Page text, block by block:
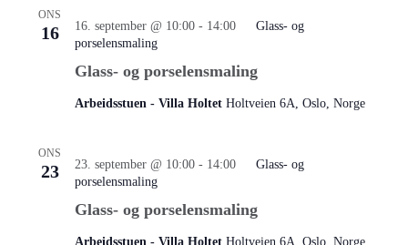
ONS
16
Glass- og porselensmaling
16. september @ 10:00- 14:00
Glass- og
porselensmaling
Arbeidsstuen - Villa Holtet Holtveien 6A, Oslo, Norge
ONS
23
Glass- og porselensmaling
23. september @ 10:00- 14:00
Glass- og
porselensmaling
Arbeidsstuen - Villa Holtet Holtveien 6A, Oslo, Norge